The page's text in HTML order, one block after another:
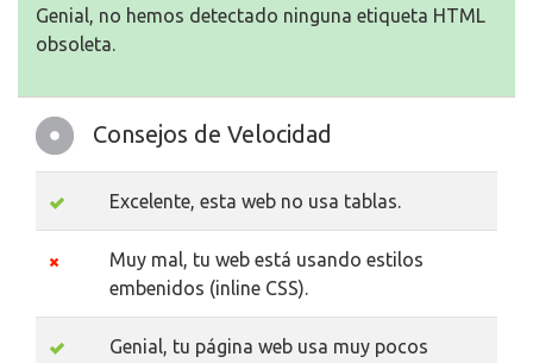
Genial, no hemos detectado ninguna etiqueta HTML
obsoleta.
Consejos de Velocidad
Excelente, esta web no usa tablas.
Muy mal, tu web está usando estilos
embenidos (inline CSS).
Genial, tu página web usa muy pocos